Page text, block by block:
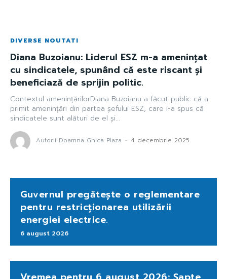
DIVERSE NOUTATI
Diana Buzoianu: Liderul ESZ m-a amenințat
cu sindicatele, spunând că este riscant și
beneficiază de sprijin politic.
Contextul amenințărilorDiana Buzoianu a făcut public că a
primit amenințări din partea șefului ESZ, care i-a spus că
sindicatele sunt alături de el și...
Autorii Doamna Ghica Plaza - 4 decembrie 2025
Guvernul pregătește o reglementare
pentru restricționarea utilizării
energiei electrice.
6 august 2026